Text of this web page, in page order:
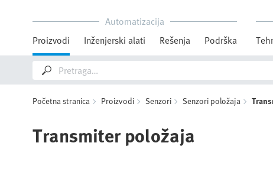
Automatizacija
Proizvodi
Inženjerski alati Rešenja Podrška
Početna stranica Proizvodi Senzori Senzori položaja
Transmiter položaja